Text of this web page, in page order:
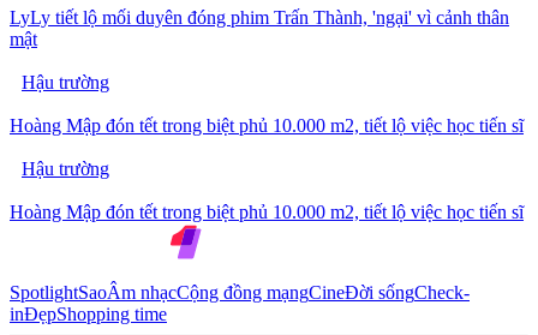
LyLy tiết lộ mối duyên đóng phim Trấn Thành, 'ngại' vì cảnh thân
mật
Hậu trường
Hoàng Mập đón tết trong biệt phủ 10.000 m2, tiết lộ việc học tiến sĩ
Hậu trường
Hoàng Mập đón tết trong biệt phủ 10.000 m2, tiết lộ việc học tiến sĩ
SpotlightSaoÂm nhạcCộng đồng mạngCineĐời sốngCheck-
inĐẹpShopping time